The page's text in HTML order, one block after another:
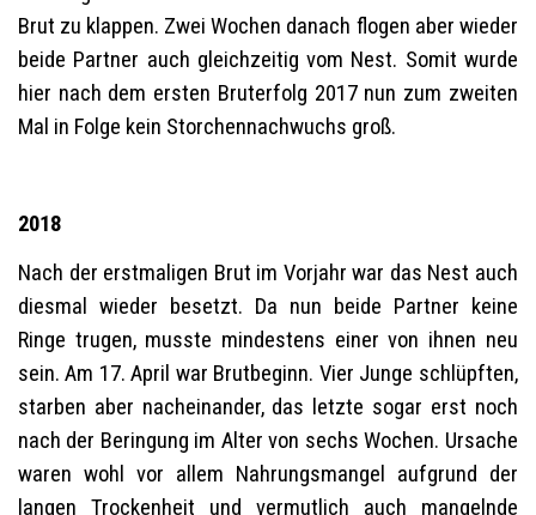
Brut zu klappen. Zwei Wochen danach flogen aber wieder
beide Partner auch gleichzeitig vom Nest. Somit wurde
hier nach dem ersten Bruterfolg 2017 nun zum zweiten
Mal in Folge kein Storchennachwuchs groß.
2018
Nach der erstmaligen Brut im Vorjahr war das Nest auch
diesmal wieder besetzt. Da nun beide Partner keine
Ringe trugen, musste mindestens einer von ihnen neu
sein. Am 17. April war Brutbeginn. Vier Junge schlüpften,
starben aber nacheinander, das letzte sogar erst noch
nach der Beringung im Alter von sechs Wochen. Ursache
waren wohl vor allem Nahrungsmangel aufgrund der
langen Trockenheit und vermutlich auch mangelnde